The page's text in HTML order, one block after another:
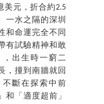
美元，折合約2.5
一水之隔的深圳
和命運完全不同
有試驗精神和敢
出生時一窮二
，撞到南牆就回
斷在探索中前
和「適度超前」